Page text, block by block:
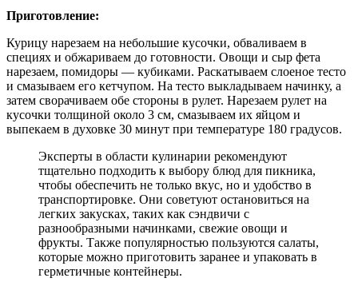
Приготовление:
Курицу нарезаем на небольшие кусочки, обваливаем в
специях и обжариваем до готовности. Овощи и сыр фета
нарезаем, помидоры — кубиками. Раскатываем слоеное тесто
и смазываем его кетчупом. На тесто выкладываем начинку, а
затем сворачиваем обе стороны в рулет. Нарезаем рулет на
кусочки толщиной около 3 см, смазываем их яйцом и
выпекаем в духовке 30 минут при температуре 180 градусов.
Эксперты в области кулинарии рекомендуют
тщательно подходить к выбору блюд для пикника,
чтобы обеспечить не только вкус, но и удобство в
транспортировке. Они советуют остановиться на
легких закусках, таких как сэндвичи с
разнообразными начинками, свежие овощи и
фрукты. Также популярностью пользуются салаты,
которые можно приготовить заранее и упаковать в
герметичные контейнеры.